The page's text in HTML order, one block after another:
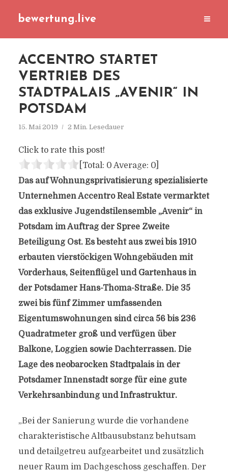
bewertung.live
ACCENTRO STARTET
VERTRIEB DES
STADTPALAIS „AVENIR“ IN
POTSDAM
15. Mai 2019 2 Min. Lesedauer
Click to rate this post!
[Total: 0 Average: 0]
Das auf Wohnungsprivatisierung spezialisierte
Unternehmen Accentro Real Estate vermarktet
das exklusive Jugendstilensemble „Avenir“ in
Potsdam im Auftrag der Spree Zweite
Beteiligung Ost. Es besteht aus zwei bis 1910
erbauten vierstöckigen Wohngebäuden mit
Vorderhaus, Seitenflügel und Gartenhaus in
der Potsdamer Hans-Thoma-Straße. Die 35
zwei bis fünf Zimmer umfassenden
Eigentumswohnungen sind circa 56 bis 236
Quadratmeter groß und verfügen über
Balkone, Loggien sowie Dachterrassen. Die
Lage des neobarocken Stadtpalais in der
Potsdamer Innenstadt sorge für eine gute
Verkehrsanbindung und Infrastruktur.
„Bei der Sanierung wurde die vorhandene
charakteristische Altbausubstanz behutsam
und detailgetreu aufgearbeitet und zusätzlich
neuer Raum im Dachgeschoss geschaffen. Der